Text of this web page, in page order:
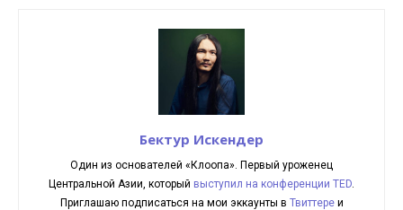
Бектур Искендер
Один из основателей «Клоопа». Первый уроженец
Центральной Азии, который выступил на конференции TED.
Приглашаю подписаться на мои эккаунты в Твиттереи